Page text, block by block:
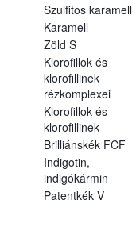
Szulfitos karamell
Karamell
Zöld S
Klorofillok és
klorofillinek
rézkomplexei
Klorofillok és
klorofillinek
Brilliánskék FCF
Indigotin,
indigókármin
Patentkék V